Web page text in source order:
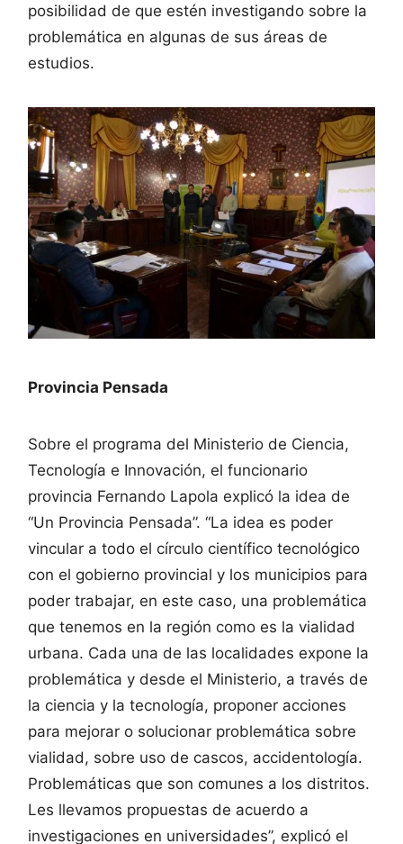
posibilidad de que estén investigando sobre la
problemática en algunas de sus áreas de
estudios.
Provincia Pensada
Sobre el programa del Ministerio de Ciencia,
Tecnología e Innovación, el funcionario
provincia Fernando Lapola explicó la idea de
“Un Provincia Pensada”. “La idea es poder
vincular a todo el círculo científico tecnológico
con el gobierno provincial y los municipios para
poder trabajar, en este caso, una problemática
que tenemos en la región como es la vialidad
urbana. Cada una de las localidades expone la
problemática y desde el Ministerio, a través de
la ciencia y la tecnología, proponer acciones
para mejorar o solucionar problemática sobre
vialidad, sobre uso de cascos, accidentología.
Problemáticas que son comunes a los distritos.
Les llevamos propuestas de acuerdo a
investigaciones en universidades”, explicó el